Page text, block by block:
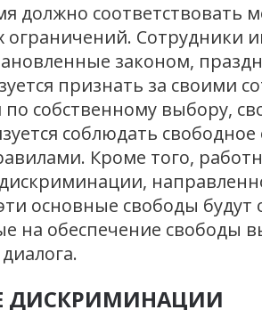
должно
ограничений. Сотрудники
законом,
признать за своими
собственному выбору,
соблюдать
Кроме того,
эти основные свободы
на обеспечение свободы
ДИСКРИМИНАЦИИ